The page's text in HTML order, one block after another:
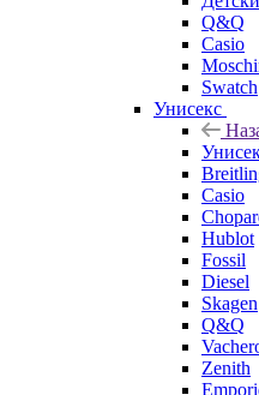
Q&Q
Casio
Swatch
Унисекс
Casio
Hublot
Fossil
Diesel
Skagen
Q&Q
Zenith